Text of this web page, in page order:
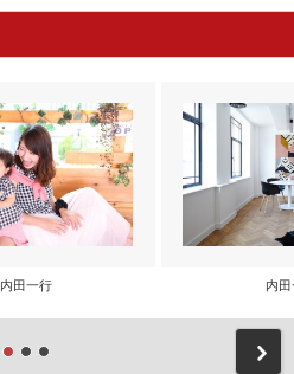
内田一行 内